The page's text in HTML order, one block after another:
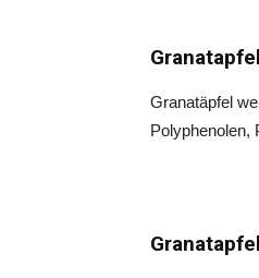
Granatäpfel
Polyphenolen,